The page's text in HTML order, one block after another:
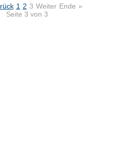
1 2 3 Weiter Ende »
Seite 3 von 3